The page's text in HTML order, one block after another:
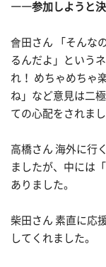
――参加しようと決
會田さん 「そんな
るんだよ」という
れ！ めちゃめちゃ
ね」など意見は二
ての心配をされまし
高橋さん 海外に行
ましたが、中には
ありました。
柴田さん 素直に応
してくれました。